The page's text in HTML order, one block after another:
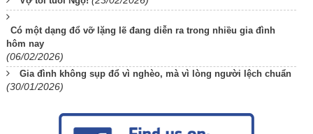
Có một dạng đổ vỡ lặng lẽ đang diễn ra trong nhiều gia đình
hôm nay
(06/02/2026)
Gia đình không sụp đổ vì nghèo, mà vì lòng người lệch chuẩn
(30/01/2026)